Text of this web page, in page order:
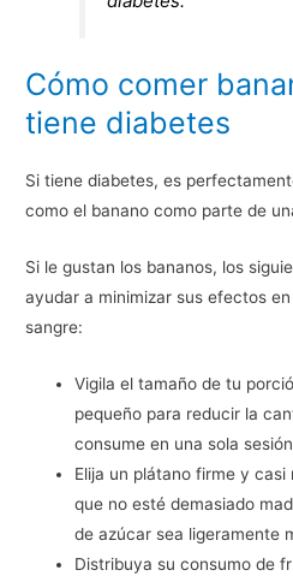
Cómo comer
tiene diabetes
Si tiene diabetes, es
como el banano como parte de
Si le gustan los bananos, los
ayudar a minimizar sus efectos
sangre:
Vigila el tamaño de tu
pequeño para reducir la
consume en una sola
Elija un plátano firme y casi
que no esté demasiado
de azúcar sea ligeramente
Distribuya su consumo de